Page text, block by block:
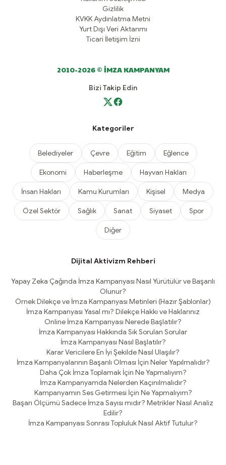
Gizlilik
KVKK Aydınlatma Metni
Yurt Dışı Veri Aktarımı
Ticari İletişim İzni
2010-2026 © İMZA KAMPANYAM
Bizi Takip Edin
Kategoriler
Belediyeler Çevre Eğitim Eğlence
Ekonomi Haberleşme Hayvan Hakları
İnsan Hakları Kamu Kurumları Kişisel Medya
Özel Sektör Sağlık Sanat Siyaset Spor
Diğer
Dijital Aktivizm Rehberi
Yapay Zeka Çağında İmza Kampanyası Nasıl Yürütülür ve Başarılı
Olunur?
Örnek Dilekçe ve İmza Kampanyası Metinleri (Hazır Şablonlar)
İmza Kampanyası Yasal mı? Dilekçe Hakkı ve Haklarınız
Online İmza Kampanyası Nerede Başlatılır?
İmza Kampanyası Hakkında Sık Sorulan Sorular
İmza Kampanyası Nasıl Başlatılır?
Karar Vericilere En İyi Şekilde Nasıl Ulaşılır?
İmza Kampanyalarının Başarılı Olması İçin Neler Yapılmalıdır?
Daha Çok İmza Toplamak İçin Ne Yapmalıyım?
İmza Kampanyamda Nelerden Kaçınılmalıdır?
Kampanyamın Ses Getirmesi İçin Ne Yapmalıyım?
Başarı Ölçümü Sadece İmza Sayısı mıdır? Metrikler Nasıl Analiz
Edilir?
İmza Kampanyası Sonrası Topluluk Nasıl Aktif Tutulur?